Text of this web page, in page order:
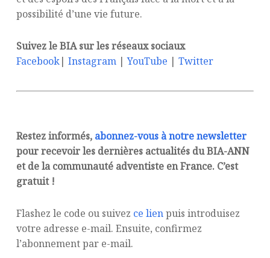
possibilité d’une vie future.
Suivez le BIA sur les réseaux sociaux
Facebook| Instagram|YouTube | Twitter
Restez informés, abonnez-vous à notre newsletter
pour recevoir les dernières actualités du BIA-ANN
et de la communauté adventiste en France. C’est
gratuit !
Flashez le code ou suivez ce lienpuis introduisez
votre adresse e-mail. Ensuite, confirmez
l’abonnement par e-mail.